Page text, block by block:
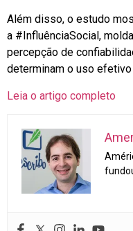
Além disso, o estudo
a #InfluênciaSocial,
percepção de
determinam o uso efetivo
Leia o artigo completo